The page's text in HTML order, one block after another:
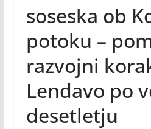
soseska ob
potoku –
razvojni
Lendavo po
desetletju